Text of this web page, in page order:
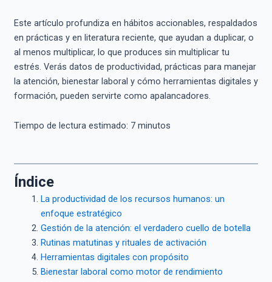
Este artículo profundiza en hábitos accionables, respaldados
en prácticas y en literatura reciente, que ayudan a duplicar, o
al menos multiplicar, lo que produces sin multiplicar tu
estrés. Verás datos de productividad, prácticas para manejar
la atención, bienestar laboral y cómo herramientas digitales y
formación, pueden servirte como apalancadores.
Tiempo de lectura estimado: 7minutos
Índice
La productividad de los recursos humanos: un
enfoque estratégico
Gestión de la atención: el verdadero cuello de botella
Rutinas matutinas y rituales de activación
Herramientas digitales con propósito
Bienestar laboral como motor de rendimiento